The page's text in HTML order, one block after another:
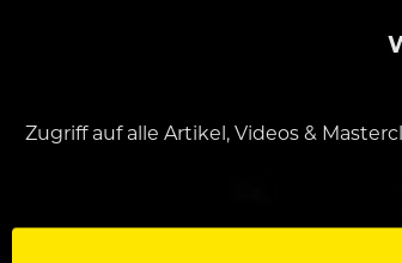
Zugriff auf alle Artikel, Videos &